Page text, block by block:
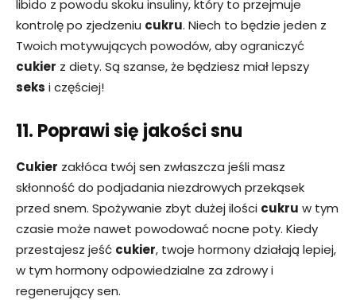
libido z powodu skoku insuliny, który to przejmuje
kontrolę po zjedzeniu cukru. Niech to będzie jeden z
Twoich motywujących powodów, aby ograniczyć
cukier z diety. Są szanse, że będziesz miał lepszy
seks i częściej!
11. Poprawi się jakości snu
Cukier zakłóca twój sen zwłaszcza jeśli masz
skłonność do podjadania niezdrowych przekąsek
przed snem. Spożywanie zbyt dużej ilości cukru w ​​tym
czasie może nawet powodować nocne poty. Kiedy
przestajesz jeść cukier, twoje hormony działają lepiej,
w tym hormony odpowiedzialne za zdrowy i
regenerujący sen.